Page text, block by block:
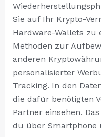
Sie auf Ihr Krypto-
Hardware-Wallets zu
Methoden zur
anderen
personalisierter
Tracking. In den
die dafür benötigten
Partner einsehen.
du über Smartphone